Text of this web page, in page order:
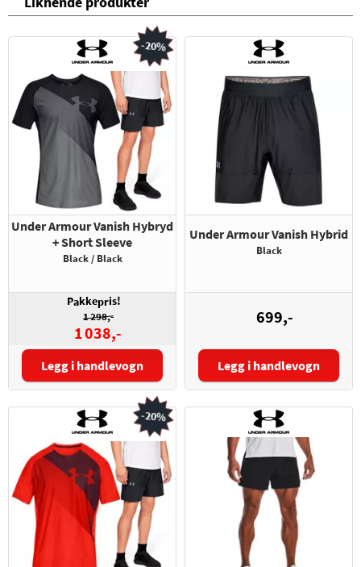
Under Armour Vanish Hybryd
+ Short Sleeve
Black / Black
Pakkepris!
1 298,-
1 038,-
-20%
T-skjorte:
Legg i handlevogn
Under Armour Vanish Hybrid
Black
699,-
Størrelse:
Legg i handlevogn
-20%